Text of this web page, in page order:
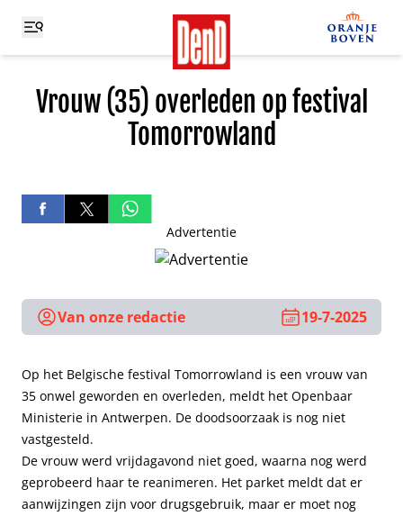
Vrouw (35) overleden op festival
Tomorrowland
Advertentie
Van onze redactie 19-7-2025
Op het Belgische festival Tomorrowland is een vrouw van
35 onwel geworden en overleden, meldt het Openbaar
Ministerie in Antwerpen. De doodsoorzaak is nog niet
vastgesteld.
De vrouw werd vrijdagavond niet goed, waarna nog werd
geprobeerd haar te reanimeren. Het parket meldt dat er
aanwijzingen zijn voor drugsgebruik, maar er moet nog